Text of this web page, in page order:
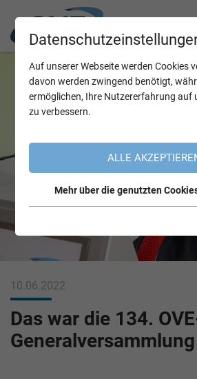
10.06.2022
Das war die 134.
Generalversammlung
Auf unserer Webseite werden Cookies
davon werden zwingend benötigt,
ermöglichen, Ihre Nutzererfahrung auf
zu verbessern.
ALLE
Mehr über die genutzten